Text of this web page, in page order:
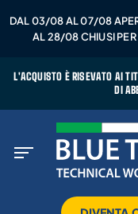
DAL 03/08 AL 07/08
AL 28/08 CHIUSI PER
L'ACQUISTO È RISEVATO AI
DI